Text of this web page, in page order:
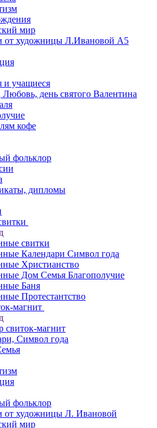
мир
от художницы Л.Ивановой А5
и учащиеся
Любовь, день святого Валентина
кофе
фольклор
дипломы
свитки
Календари Символ года
Христианство
Дом Семья Благополучие
Баня
Протестантство
магнит
свиток-магнит
Символ года
фольклор
от художницы Л. Ивановой
мир